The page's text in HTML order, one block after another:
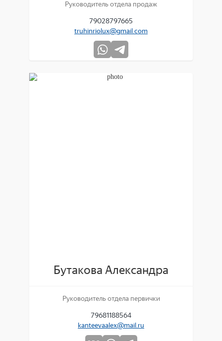
Руководитель отдела продаж
79028797665
truhinriolux@gmail.com
Бутакова Александра
Руководитель отдела первички
79681188564
kanteevaalex@mail.ru